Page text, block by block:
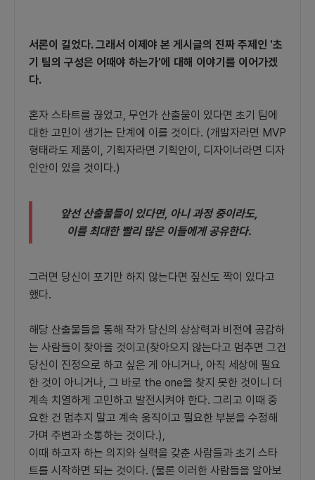
서론이 길었다. 그래서 이제야 본 게시글의 진짜 주제인 '초
기 팀의 구성은 어때야 하는가'에 대해 이야기를 이어가겠
다.
혼자 스타트를 끊었고, 무언가 산출물이 있다면 초기 팀에
대한 고민이 생기는 단계에 이를 것이다. (개발자라면 MVP
형태라도 제품이, 기획자라면 기획안이, 디자이너라면 디자
인안이 있을 것이다.)
앞선 산출물들이 있다면, 아니 과정 중이라도,
이를 최대한 빨리 많은 이들에게 공유한다.
그러면 당신이 포기만 하지 않는다면 짚신도 짝이 있다고
했다.
해당 산출물들을 통해 작가 당신의 상상력과 비전에 공감하
는 사람들이 찾아올 것이고(찾아오지 않는다고 멈추면 그건
당신이 진정으로 하고 싶은 게 아니거나, 아직 세상에 필요
한 것이 아니거나, 그 바로 the one을 찾지 못한 것이니 더
계속 치열하게 고민하고 발전시켜야 한다. 그리고 이때 중
요한 건 멈추지 말고 계속 움직이고 필요한 부분을 수정해
가며 주변과 소통하는 것이다.),
이때 하고자 하는 의지와 실력을 갖춘 사람들과 초기 스타
트를 시작하면 되는 것이다. (물론 이러한 사람들을 알아보